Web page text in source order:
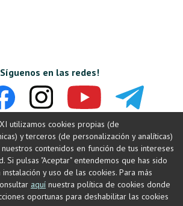
en las redes!
utilizamos cookies propias (de
y terceros (de personalización y analíticas)
contenidos en función de tus intereses
Si pulsas "Aceptar" entendemos que has sido
y uso de las cookies. Para más
aquí nuestra política de cookies donde
oportunas para deshabilitar las cookies